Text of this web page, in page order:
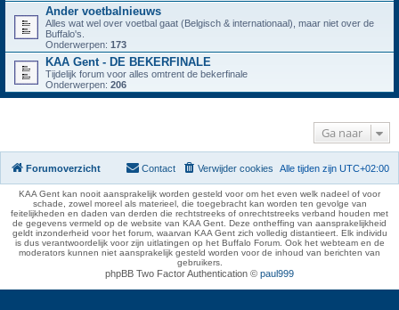
Ander voetbalnieuws
Alles wat wel over voetbal gaat (Belgisch & internationaal), maar niet over de
Buffalo's.
Onderwerpen: 173
KAA Gent - DE BEKERFINALE
Tijdelijk forum voor alles omtrent de bekerfinale
Onderwerpen: 206
Ga naar
Forumoverzicht Alle tijden zijn UTC+02:00
Verwijder cookies
Contact
KAA Gent kan nooit aansprakelijk worden gesteld voor om het even welk nadeel of voor
schade, zowel moreel als materieel, die toegebracht kan worden ten gevolge van
feitelijkheden en daden van derden die rechtstreeks of onrechtstreeks verband houden met
de gegevens vermeld op de website van KAA Gent. Deze ontheffing van aansprakelijkheid
geldt inzonderheid voor het forum, waarvan KAA Gent zich volledig distantieert. Elk individu
is dus verantwoordelijk voor zijn uitlatingen op het Buffalo Forum. Ook het webteam en de
moderators kunnen niet aansprakelijk gesteld worden voor de inhoud van berichten van
gebruikers.
phpBB Two Factor Authentication © paul999